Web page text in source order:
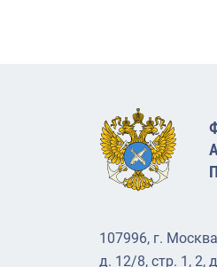
107996, г.
д. 12/8, стр. 1, 2,